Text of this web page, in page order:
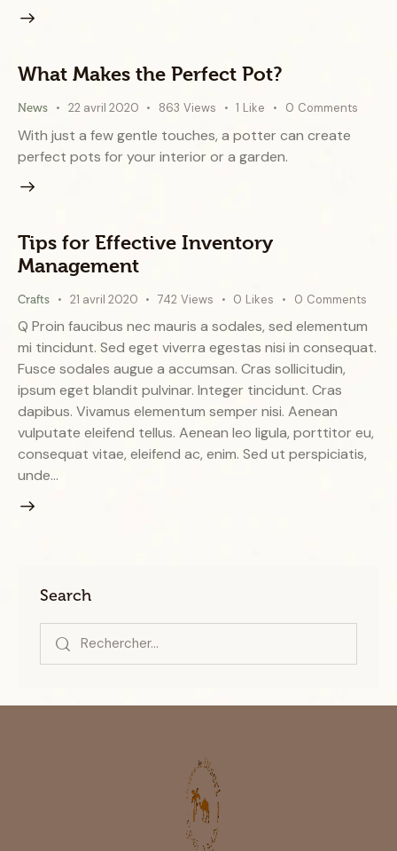
What Makes the Perfect Pot?
News 22 avril 2020 863 Views 1 Like 0 Comments
With just a few gentle touches, a potter can create
perfect pots for your interior or a garden.
Tips for Effective Inventory
Management
Crafts 21 avril 2020 742 Views 0 Likes 0 Comments
Q Proin faucibus nec mauris a sodales, sed elementum
mi tincidunt. Sed eget viverra egestas nisi in consequat.
Fusce sodales augue a accumsan. Cras sollicitudin,
ipsum eget blandit pulvinar. Integer tincidunt. Cras
dapibus. Vivamus elementum semper nisi. Aenean
vulputate eleifend tellus. Aenean leo ligula, porttitor eu,
consequat vitae, eleifend ac, enim. Sed ut perspiciatis,
unde…
Search